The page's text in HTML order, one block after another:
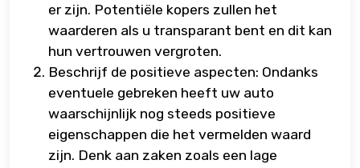
er zijn. Potentiële kopers zullen het
waarderen als u transparant bent en dit kan
hun vertrouwen vergroten.
Beschrijf de positieve aspecten: Ondanks
eventuele gebreken heeft uw auto
waarschijnlijk nog steeds positieve
eigenschappen die het vermelden waard
zijn. Denk aan zaken zoals een lage